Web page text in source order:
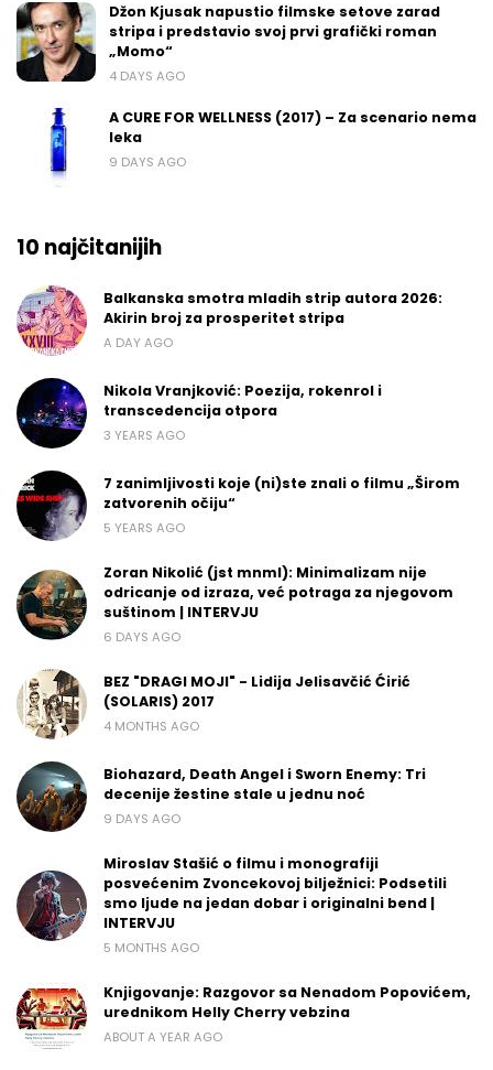
Džon Kjusak napustio filmske setove zarad
stripa i predstavio svoj prvi grafički roman
„Momo“
4 DAYS AGO
A CURE FOR WELLNESS (2017) – Za scenario nema
leka
9 DAYS AGO
10 najčitanijih
Balkanska smotra mladih strip autora 2026:
Akirin broj za prosperitet stripa
A DAY AGO
Nikola Vranjković: Poezija, rokenrol i
transcedencija otpora
3 YEARS AGO
7 zanimljivosti koje (ni)ste znali o filmu „Širom
zatvorenih očiju“
5 YEARS AGO
Zoran Nikolić (jst mnml): Minimalizam nije
odricanje od izraza, već potraga za njegovom
suštinom | INTERVJU
6 DAYS AGO
BEZ "DRAGI MOJI" - Lidija Jelisavčić Ćirić
(SOLARIS) 2017
4 MONTHS AGO
Biohazard, Death Angel i Sworn Enemy: Tri
decenije žestine stale u jednu noć
9 DAYS AGO
Miroslav Stašić o filmu i monografiji
posvećenim Zvoncekovoj bilježnici: Podsetili
smo ljude na jedan dobar i originalni bend |
INTERVJU
5 MONTHS AGO
Knjigovanje: Razgovor sa Nenadom Popovićem,
urednikom Helly Cherry vebzina
ABOUT A YEAR AGO